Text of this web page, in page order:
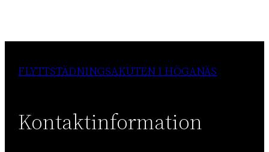
FLYTTSTÄDNINGSAKUTEN I HÖGANÄS
Kontaktinformation